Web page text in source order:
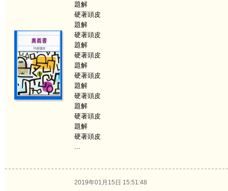
題解
硬著頭皮
題解
硬著頭皮
題解
硬著頭皮
題解
硬著頭皮
題解
硬著頭皮
題解
硬著頭皮
題解
硬著頭皮
...
2019年01月15日 15:51:48